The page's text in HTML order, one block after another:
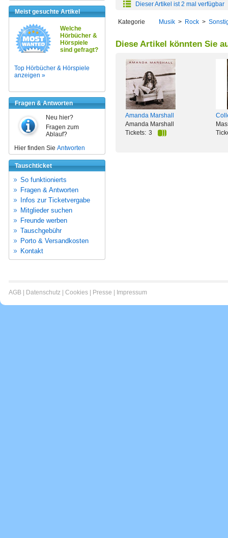
Meist gesuchte Artikel
Welche
Hörbücher &
Hörspiele
sind gefragt?
Top Hörbücher & Hörspiele
anzeigen »
Fragen & Antworten
Neu hier?
Fragen zum
Ablauf?
Hier finden Sie Antworten
Tauschticket
So funktionierts
Fragen & Antworten
Infos zur Ticketvergabe
Mitglieder suchen
Freunde werben
Tauschgebühr
Porto & Versandkosten
Kontakt
Dieser Artikel ist 2 mal verfügbar
Kategorie Musik > Rock >
Diese Artikel könnten Sie
Amanda Marshall
Amanda Marshall
Tickets: 3
AGB Datenschutz Cookies Presse Impressum